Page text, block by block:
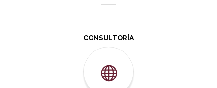
CONSULTORÍA